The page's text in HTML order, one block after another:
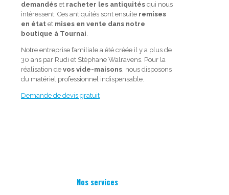
demandés et racheter les antiquités qui nous
intéressent. Ces antiquités sont ensuite remises
en état et mises en vente dans notre
boutique à Tournai.
Notre entreprise familiale a été créée il y a plus de
30 ans par Rudi et Stéphane Walravens. Pour la
réalisation de vos vide-maisons, nous disposons
du matériel professionnel indispensable.
Demande de devis gratuit
Nos services